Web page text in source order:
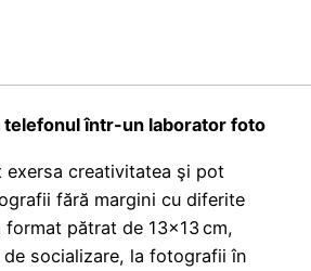
într-un laborator foto
creativitatea şi pot
fără margini cu diferite
pătrat de 13×13 cm,
socializare, la fotografii în